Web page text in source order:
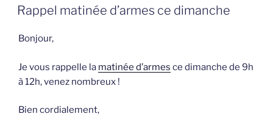
LE
Rappel matinée d’armes ce dimanche
Bonjour,
Je vous rappelle la matinée d’armes ce dimanche de 9h
à 12h, venez nombreux !
Bien cordialement,